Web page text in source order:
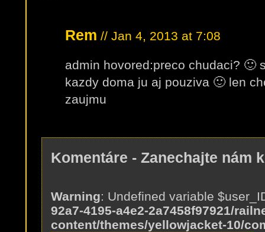
Rem // Jan 4, 2013 at 7:08
admin hovored:preco chudaci? 🙂
kazdy doma ju aj pouziva 🙂 len
zaujmu
Komentáre - Zanechajte nám
Warning: Undefined variable
92a7-4195-a4e2-2a7458f97921/
content/themes/yellowjacket-10/